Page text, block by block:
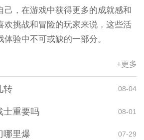
己，在游戏中获得更多的成就感和
欢挑战和冒险的玩家来说，这些活
验中不可或缺的一部分。
+更多
转 08-04
士重要吗 08-01
哪里爆 07-29